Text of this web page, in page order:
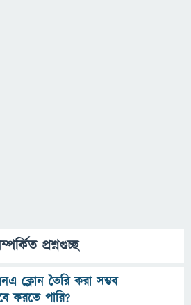
প্রশ্নগুচ্ছ
ক্লোন তৈরি করা সম্ভব
করতে পারি?